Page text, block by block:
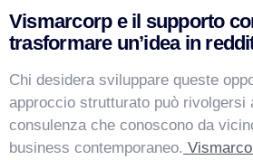
Vismarcorp e il supporto
trasformare un’idea in
Chi desidera sviluppare queste
approccio strutturato può rivolgersi
consulenza che conoscono da
business contemporaneo.